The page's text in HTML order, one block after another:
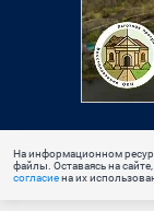
На информационном
файлы. Оставаясь на
согласиена их